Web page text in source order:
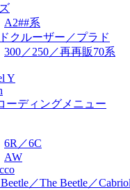
A2##系
クルーザー／プラド
300／250／再再販70系
Y
ーディングメニュー
6R／6C
AW
／The Beetle／